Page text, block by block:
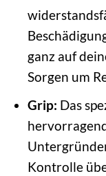
ganz auf
Sorgen um
Grip: Das
Kontrolle